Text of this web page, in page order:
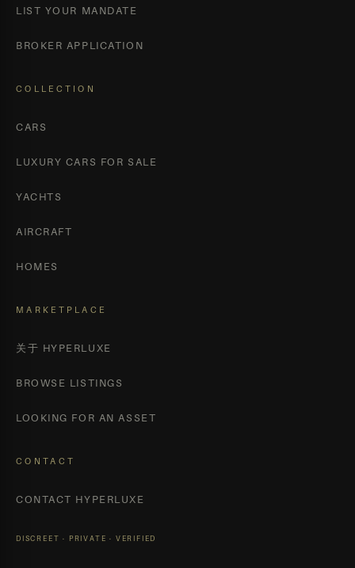
LIST YOUR MANDATE
BROKER APPLICATION
COLLECTION
CARS
LUXURY CARS FOR SALE
YACHTS
AIRCRAFT
HOMES
MARKETPLACE
关于 HYPERLUXE
BROWSE LISTINGS
LOOKING FOR AN ASSET
CONTACT
CONTACT HYPERLUXE
DISCREET · PRIVATE · VERIFIED